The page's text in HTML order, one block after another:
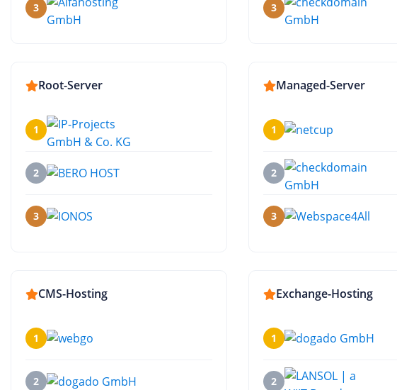
3 3
Root-Server
1
2
3
Managed-Server
1
2
3
CMS-Hosting
1
2
Exchange-Hosting
1
2